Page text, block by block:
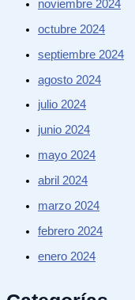
noviembre 2024
octubre 2024
septiembre 2024
agosto 2024
julio 2024
junio 2024
mayo 2024
abril 2024
marzo 2024
febrero 2024
enero 2024